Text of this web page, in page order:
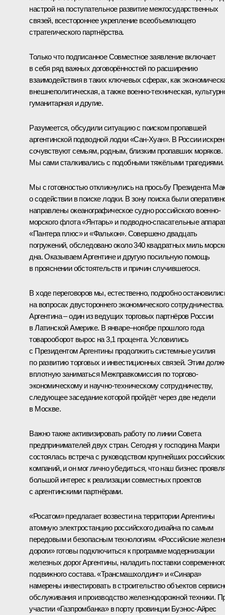
настрой на поступательное развитие межгосударственных
связей, всестороннее укрепление всеобъемлющего
стратегического партнёрства.
Только что подписанное Совместное заявление включает
в себя ряд важных договорённостей по расширению
взаимодействия в таких ключевых сферах, как
внешнеполитическая, а также военно-техническая,
гуманитарная и другие.
Разумеется, обсудили ситуацию с поиском пропавшей
аргентинской подводной лодки «Сан-Хуан». В России
сочувствуют семьям, родным, близким пропавших моряков.
Мы сами сталкивались с подобными тяжёлыми трагедиями.
Мы с готовностью откликнулись на просьбу Президента
о содействии в поиске лодки. В зону поиска были
направлены океанографическое судно российского военно-
морского флота «Янтарь» и подводно-спасательные
«Пантера плюс» и «Фалькон». Совершено двадцать
погружений, обследовано около 340 квадратных миль
дна. Оказываем Аргентине и другую посильную помощь
в прояснении обстоятельств и причин случившегося.
В ходе переговоров мы, естественно, подробно
на вопросах двустороннего экономического сотрудничества.
Аргентина – один из ведущих торговых партнёров России
в Латинской Америке. В январе–ноябре прошлого года
товарооборот вырос на 3,1 процента. Условились
с Президентом Аргентины продолжить системные усилия
по развитию торговых и инвестиционных связей. Этим
вплотную заниматься Межправкомиссия по торгово-
экономическому и научно-техническому сотрудничеству,
следующее заседание которой пройдёт через две недели
в Москве.
Важно также активизировать работу по линии Совета
предпринимателей двух стран. Сегодня у господина Макри
состоялась встреча с руководством крупнейших российских
компаний, и он мог лично убедиться, что наш бизнес
большой интерес к реализации совместных проектов
с аргентинскими партнёрами.
«Росатом» предлагает возвести на территории Аргентины
атомную электростанцию российского дизайна по самым
передовым и безопасным технологиям. «Российские
дороги» готовы подключиться к программе модернизации
железных дорог Аргентины, наладить поставки
подвижного состава. «Трансмашхолдинг» и «Синара»
намерены инвестировать в строительство объектов
обслуживания и производство железнодорожной техники.
участии «Газпромбанка» в порту провинции Буэнос-Айрес